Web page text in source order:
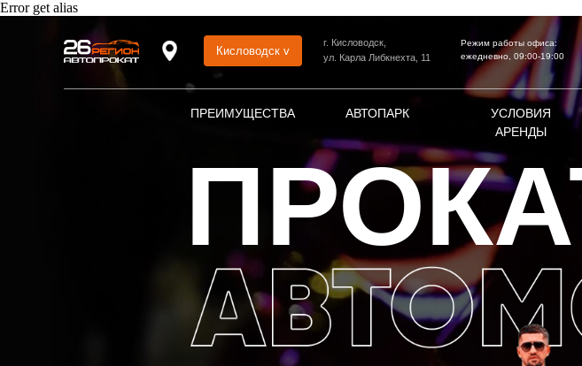
Error get alias
АВТОПАРК
УСЛОВИЯ
АРЕНДЫ
ПРЕИМУЩЕСТВА
г. Кисловодск,
ул. Карла Либкнехта, 11
Режим работы офиса:
ежедневно, 09:00-19:00
Кисловодск v